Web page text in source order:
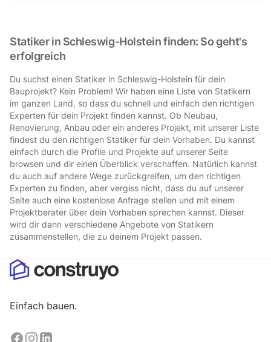
Statiker in Schleswig-Holstein finden: So geht's
erfolgreich
Du suchst einen Statiker in Schleswig-Holstein für dein
Bauprojekt? Kein Problem! Wir haben eine Liste von Statikern
im ganzen Land, so dass du schnell und einfach den richtigen
Experten für dein Projekt finden kannst. Ob Neubau,
Renovierung, Anbau oder ein anderes Projekt, mit unserer Liste
findest du den richtigen Statiker für dein Vorhaben. Du kannst
einfach durch die Profile und Projekte auf unserer Seite
browsen und dir einen Überblick verschaffen. Natürlich kannst
du auch auf andere Wege zurückgreifen, um den richtigen
Experten zu finden, aber vergiss nicht, dass du auf unserer
Seite auch eine kostenlose Anfrage stellen und mit einem
Projektberater über dein Vorhaben sprechen kannst. Dieser
wird dir dann verschiedene Angebote von Statikern
zusammenstellen, die zu deinem Projekt passen.
Einfach bauen.